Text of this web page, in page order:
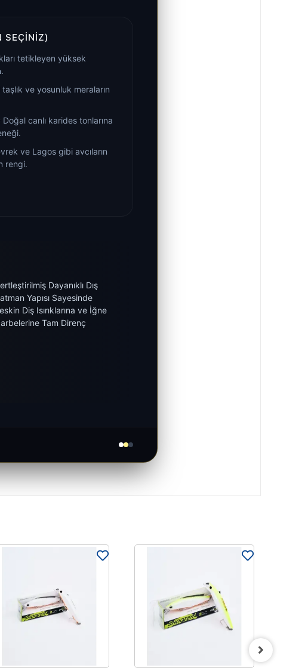
SEÇINIZ)
tetikleyen yüksek
ve yosunluk meraların
Doğal canlı karides tonlarına
ve Lagos gibi avcıların
rengi.
Dayanıklı Dış
Yapısı Sayesinde
Diş Isırıklarına ve İğne
Tam Direnç